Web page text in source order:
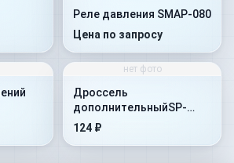
Реле давления SMAP-080
Цена по запросу
нет фото
Дроссель
дополнительныйSP-
PLUG H-05
124 ₽